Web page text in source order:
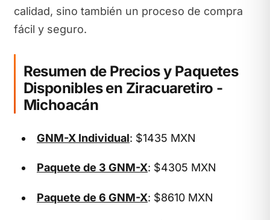
calidad, sino también un proceso de compra
fácil y seguro.
Resumen de Precios y Paquetes
Disponibles en Ziracuaretiro -
Michoacán
GNM-X Individual: $1435 MXN
Paquete de 3 GNM-X: $4305 MXN
Paquete de 6 GNM-X: $8610 MXN